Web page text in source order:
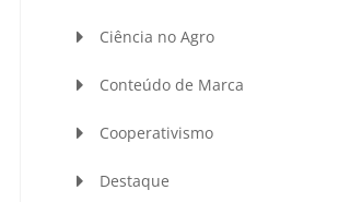
Ciência no Agro
Conteúdo de Marca
Cooperativismo
Destaque